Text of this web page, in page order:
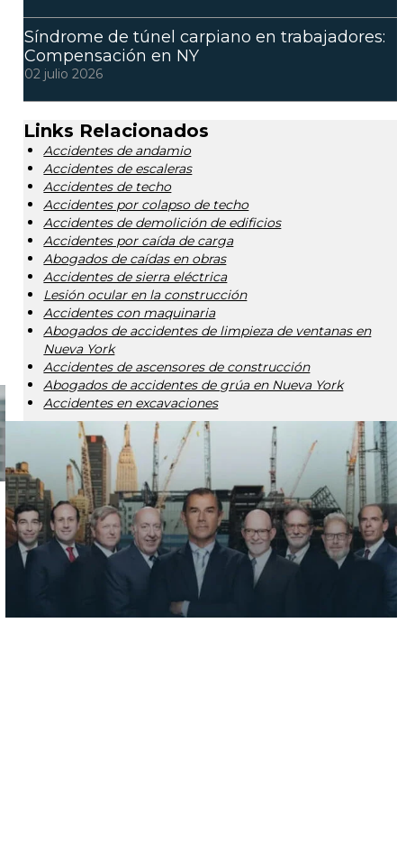
Síndrome de túnel carpiano en trabajadores:
Compensación en NY
02 julio 2026
Links Relacionados
Accidentes de andamio
Accidentes de escaleras
Accidentes de techo
Accidentes por colapso de techo
Accidentes de demolición de edificios
Accidentes por caída de carga
Abogados de caídas en obras
Accidentes de sierra eléctrica
Lesión ocular en la construcción
Accidentes con maquinaria
Abogados de accidentes de limpieza de ventanas en
Nueva York
Accidentes de ascensores de construcción
Abogados de accidentes de grúa en Nueva York
Accidentes en excavaciones